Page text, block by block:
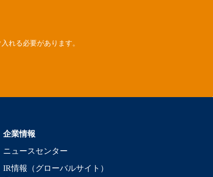
れる必要があります。
企業情報
ニュースセンター
IR情報（グローバルサイト）